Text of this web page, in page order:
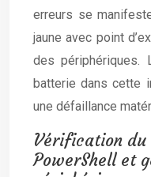
erreurs se
jaune avec point
des périphériques.
batterie dans cette
une défaillance
Vérification
PowerShell et